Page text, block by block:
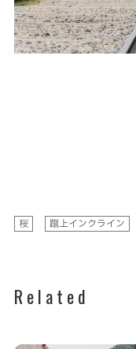
桜 蹴上インクライン
Related